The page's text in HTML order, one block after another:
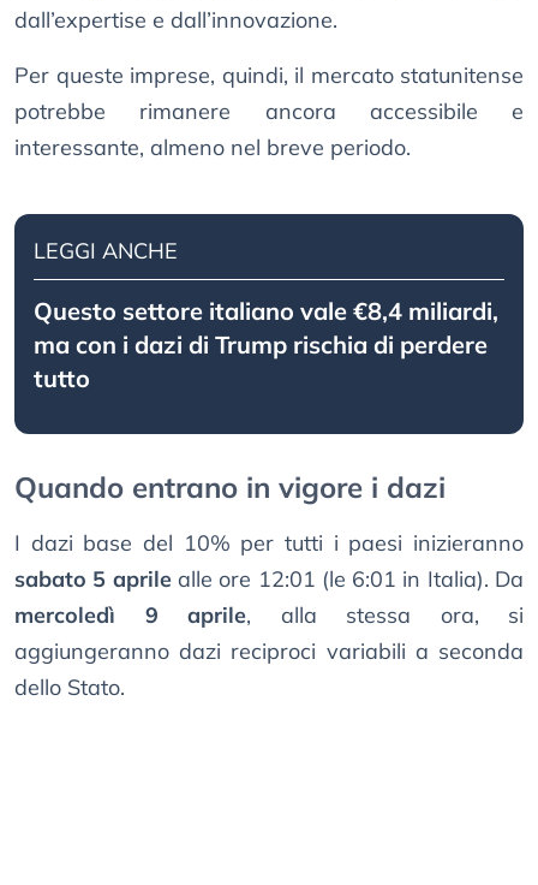
dall’expertise e dall’innovazione.
Per queste imprese, quindi, il mercato statunitense
potrebbe rimanere ancora accessibile e
interessante, almeno nel breve periodo.
LEGGI ANCHE
Questo settore italiano vale €8,4 miliardi,
ma con i dazi di Trump rischia di perdere
tutto
Quando entrano in vigore i dazi
I dazi base del 10% per tutti i paesi inizieranno
sabato 5 aprilealle ore 12:01 (le 6:01 in Italia). Da
mercoledì 9 aprile, alla stessa ora, si
aggiungeranno dazi reciproci variabili a seconda
dello Stato.